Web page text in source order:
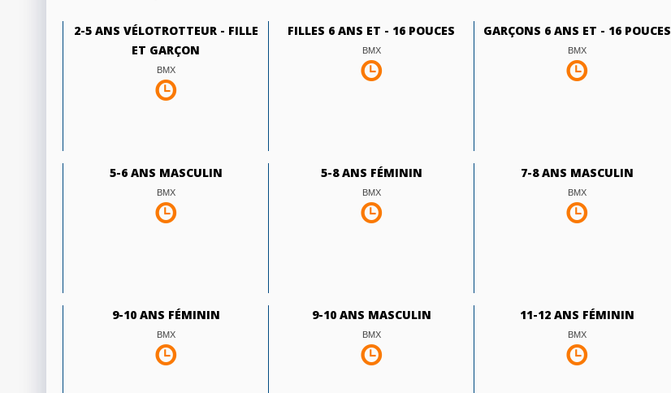
2-5 ANS VÉLOTROTTEUR - FILLE
ET GARÇON
BMX
FILLES 6 ANS ET - 16 POUCES
BMX
GARÇONS 6 ANS ET - 16 POUCES
BMX
5-6 ANS MASCULIN
BMX
5-8 ANS FÉMININ
BMX
7-8 ANS MASCULIN
BMX
9-10 ANS FÉMININ
BMX
9-10 ANS MASCULIN
BMX
11-12 ANS FÉMININ
BMX